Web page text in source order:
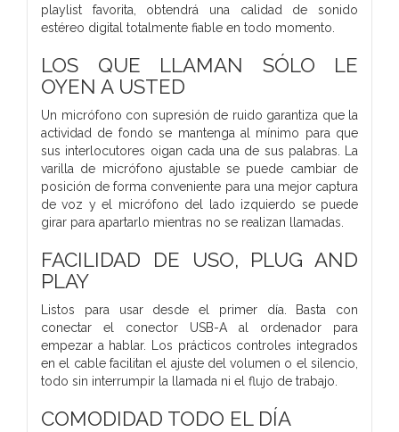
playlist favorita, obtendrá una calidad de sonido
estéreo digital totalmente fiable en todo momento.
LOS QUE LLAMAN SÓLO LE
OYEN A USTED
Un micrófono con supresión de ruido garantiza que la
actividad de fondo se mantenga al mínimo para que
sus interlocutores oigan cada una de sus palabras. La
varilla de micrófono ajustable se puede cambiar de
posición de forma conveniente para una mejor captura
de voz y el micrófono del lado izquierdo se puede
girar para apartarlo mientras no se realizan llamadas.
FACILIDAD DE USO, PLUG AND
PLAY
Listos para usar desde el primer día. Basta con
conectar el conector USB-A al ordenador para
empezar a hablar. Los prácticos controles integrados
en el cable facilitan el ajuste del volumen o el silencio,
todo sin interrumpir la llamada ni el flujo de trabajo.
COMODIDAD TODO EL DÍA